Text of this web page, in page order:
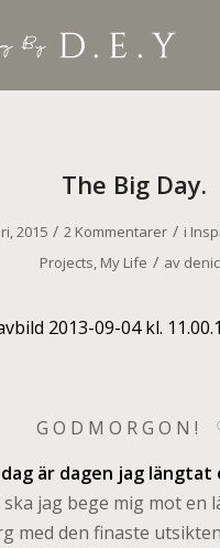
The Big Day.
2015 / 2 Kommentarer / i
Projects, My Life / av
G O D M O R G O N !
är dagen jag
ska jag bege mig mot en
med den finaste